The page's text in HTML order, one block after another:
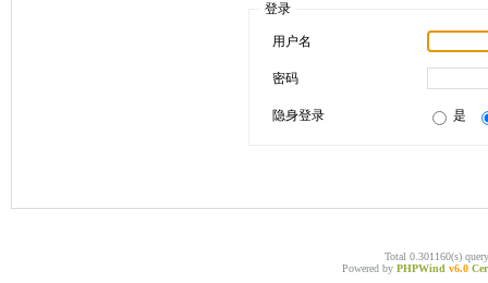
登录
用户名
密码
隐身登录 是
Total 0.301160(s)
Powered by PHPWind v6.0